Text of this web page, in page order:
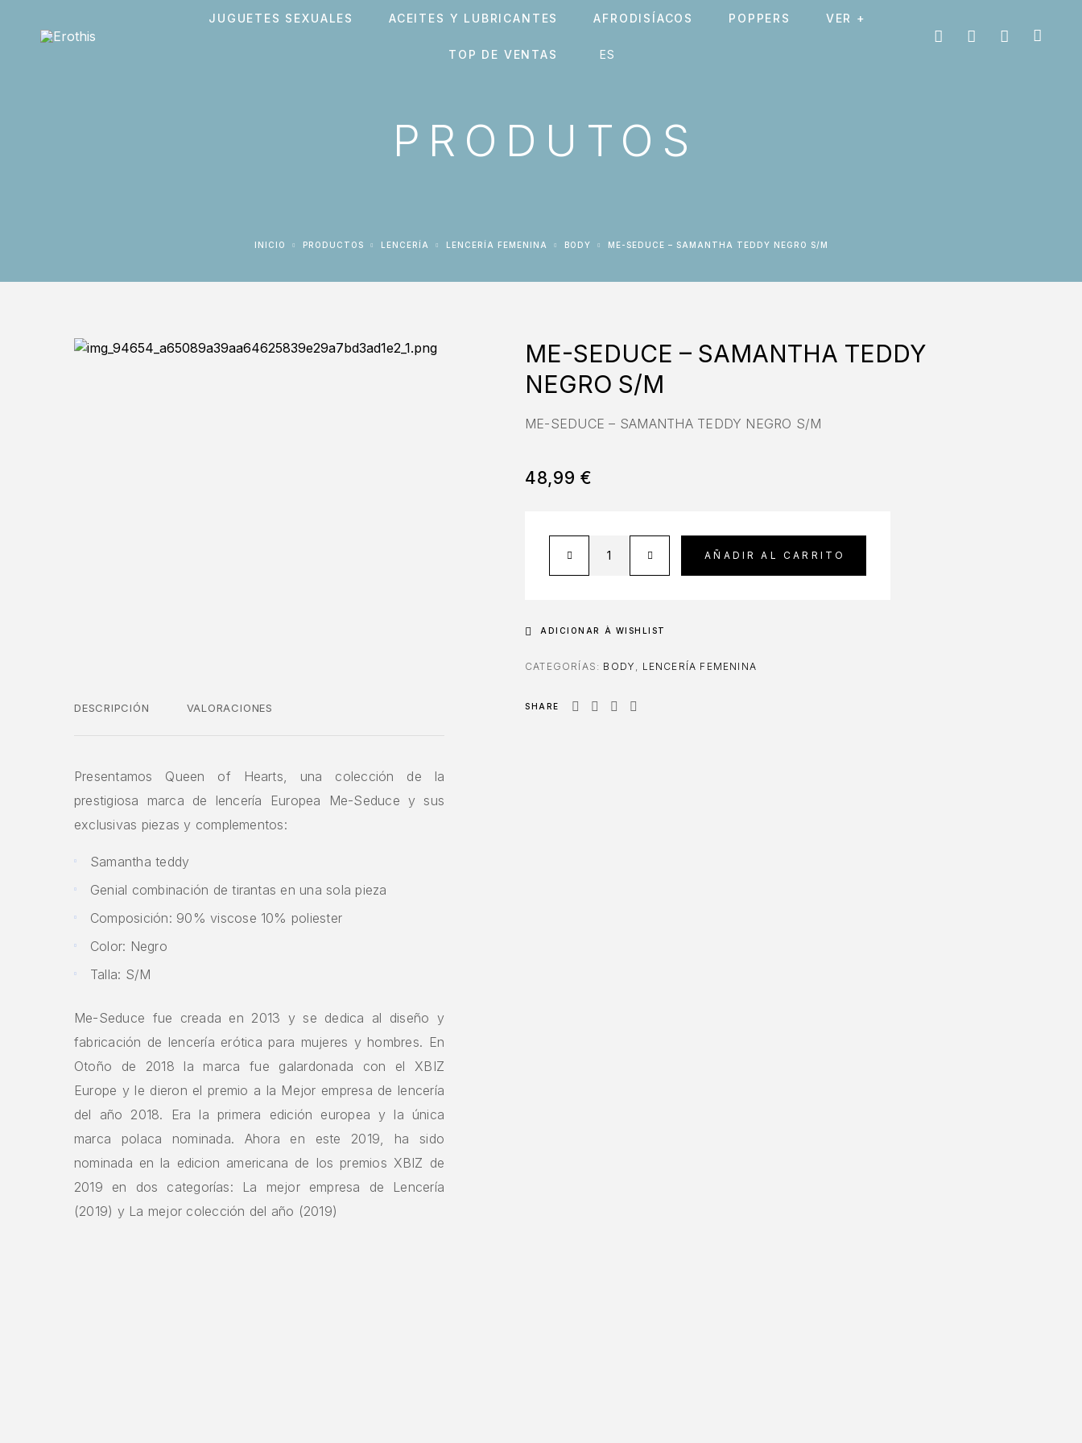
JUGUETES SEXUALES ACEITES Y LUBRICANTES AFRODISÍACOS POPPERS VER +
TOP DE VENTAS
PRODUTOS
INICIO PRODUCTOS LENCERÍA LENCERÍA FEMENINA BODY ME-SEDUCE – SAMANTHA TEDDY NEGRO S/M
DESCRIPCIÓN VALORACIONES
Presentamos Queen of Hearts, una colección de la
prestigiosa marca de lencería Europea Me-Seduce y sus
exclusivas piezas y complementos:
Samantha teddy
Genial combinación de tirantas en una sola pieza
Composición: 90% viscose 10% poliester
Color: Negro
Talla: S/M​
Me-Seduce fue creada en 2013 y se dedica al diseño y
fabricación de lencería erótica para mujeres y hombres. En
Otoño de 2018 la marca fue galardonada con el XBIZ
Europe y le dieron el premio a la Mejor empresa de lencería
del año 2018. Era la primera edición europea y la única
marca polaca nominada. Ahora en este 2019, ha sido
nominada en la edicion americana de los premios XBIZ de
2019 en dos categorías: La mejor empresa de Lencería
(2019) y La mejor colección del año (2019)
ME-SEDUCE – SAMANTHA TEDDY
NEGRO S/M
ME-SEDUCE – SAMANTHA TEDDY NEGRO S/M
48,99 €
AÑADIR AL CARRITO
ADICIONAR À WISHLIST
CATEGORÍAS: BODY , LENCERÍA FEMENINA
SHARE